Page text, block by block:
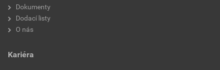
Dokumenty
Dodací listy
O nás
Kariéra